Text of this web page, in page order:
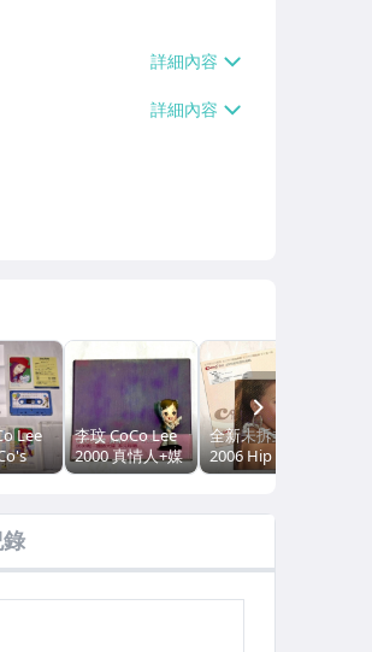
Lee
專輯
帶 卡
函
李玟 CoCo Lee
2000 真情人+媒
體先聽版組曲 /
宣傳單曲 CD +
歌詞
全新未拆封 李玟
2006 Hip Hop
Tonight 新力音
歌 宣傳單曲 CD
秒試聽版預購禮
]